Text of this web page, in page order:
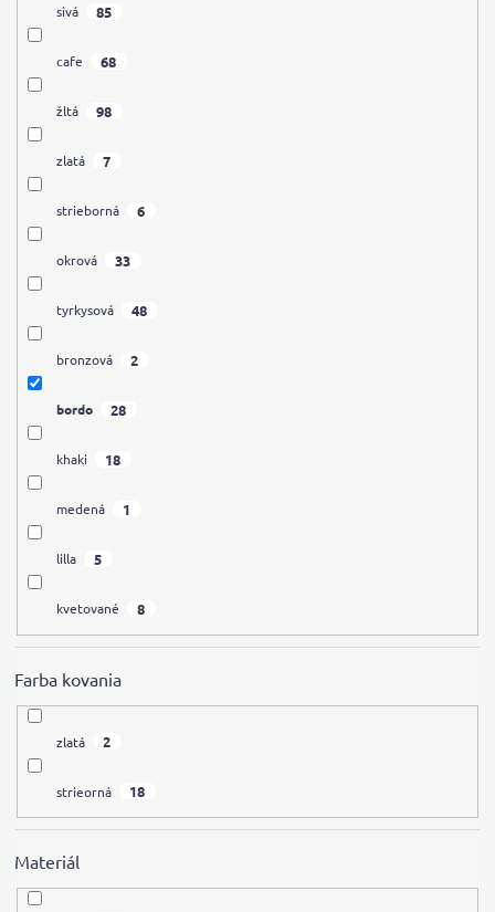
sivá 85
cafe 68
žltá 98
zlatá 7
strieborná 6
okrová 33
tyrkysová 48
bronzová 2
bordo 28
khaki 18
medená 1
lilla 5
kvetované 8
Farba kovania
zlatá 2
strieorná 18
Materiál